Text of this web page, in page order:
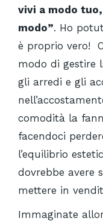
vivi a modo
modo”. Ho
è proprio vero!
modo di gestire
gli arredi e gli
comodità la
facendoci
l’equilibrio
dovrebbe avere
mettere in
Immaginate